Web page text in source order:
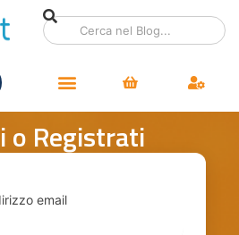
o Registrati
email